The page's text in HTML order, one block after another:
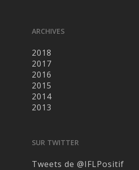
ARCHIVES
2018
2017
2016
2015
2014
2013
SUR TWITTER
Tweets de @IFLPositif